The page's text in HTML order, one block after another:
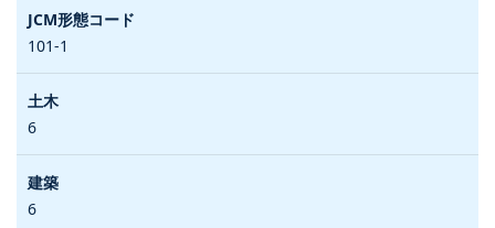
101-1
6
6